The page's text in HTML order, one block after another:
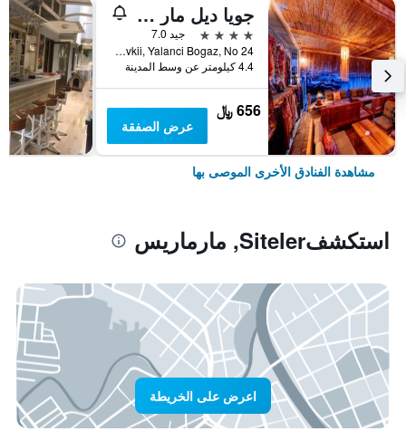
جويا ديل مار هوتل
4 نجوم
جيد 7.0
Adaagiz Mevkii, Yalanci Bogaz, No 24, مارماريس, تركيا
4.4 كيلومتر عن وسط المدينة
656 ﷼
عرض الصفقة
مشاهدة الفنادق الأخرى الموصى بها
استكشفSiteler, مارماريس
اعرض على الخريطة